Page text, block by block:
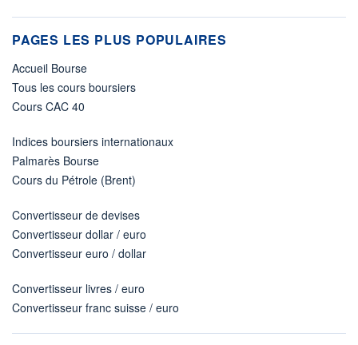
PAGES LES PLUS POPULAIRES
Accueil Bourse
Tous les cours boursiers
Cours CAC 40
Indices boursiers internationaux
Palmarès Bourse
Cours du Pétrole (Brent)
Convertisseur de devises
Convertisseur dollar / euro
Convertisseur euro / dollar
Convertisseur livres / euro
Convertisseur franc suisse / euro